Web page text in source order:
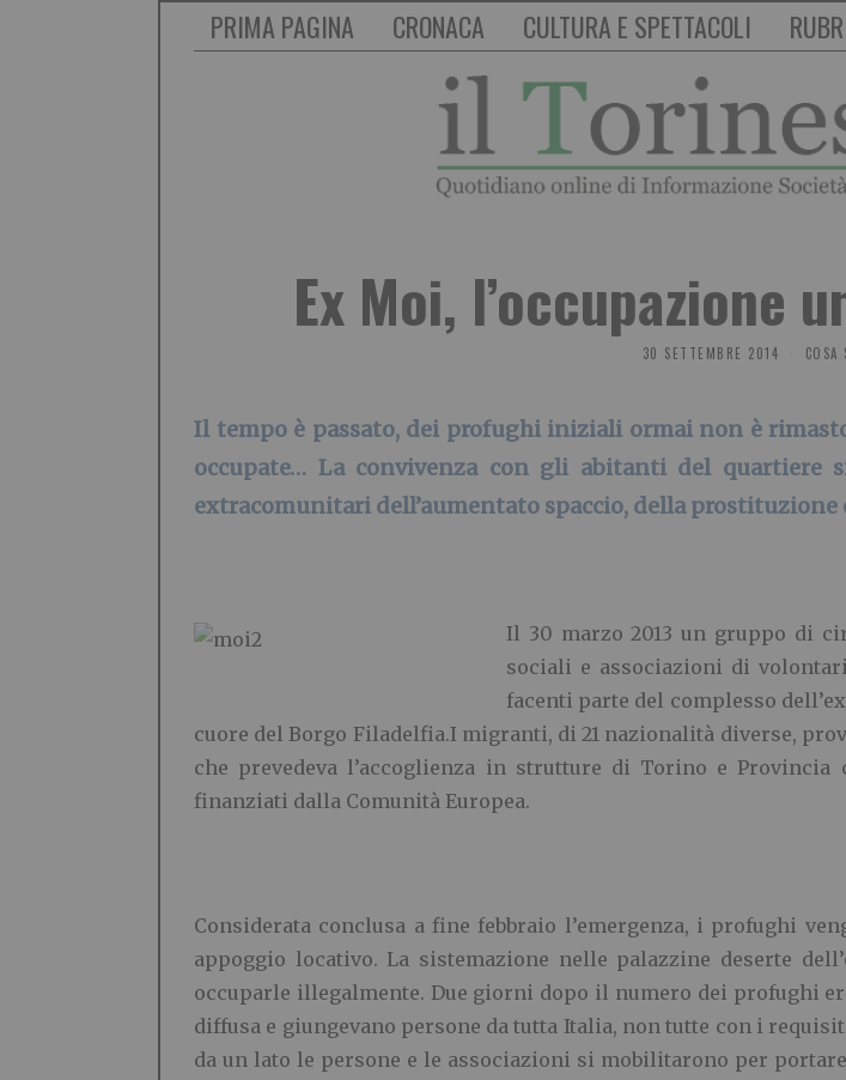
PRIMA PAGINA CRONACA CULTURA E SPETTACOLI
Ex Moi, l’occupazione
30 SETTEMBRE 2014
Il tempo è passato, dei profughi iniziali ormai non è
occupate… La convivenza con gli abitanti del
extracomunitari dell’aumentato spaccio, della
Il 30 marzo 2013 un gruppo di
sociali e associazioni di
facenti parte del complesso
cuore del Borgo Filadelfia.I migranti, di 21 nazionalità diverse,
che prevedeva l’accoglienza in strutture di Torino e
finanziati dalla Comunità Europea.
Considerata conclusa a fine febbraio l’emergenza, i profughi
appoggio locativo. La sistemazione nelle palazzine deserte
occuparle illegalmente. Due giorni dopo il numero dei profughi
diffusa e giungevano persone da tutta Italia, non tutte con i
da un lato le persone e le associazioni si mobilitarono per